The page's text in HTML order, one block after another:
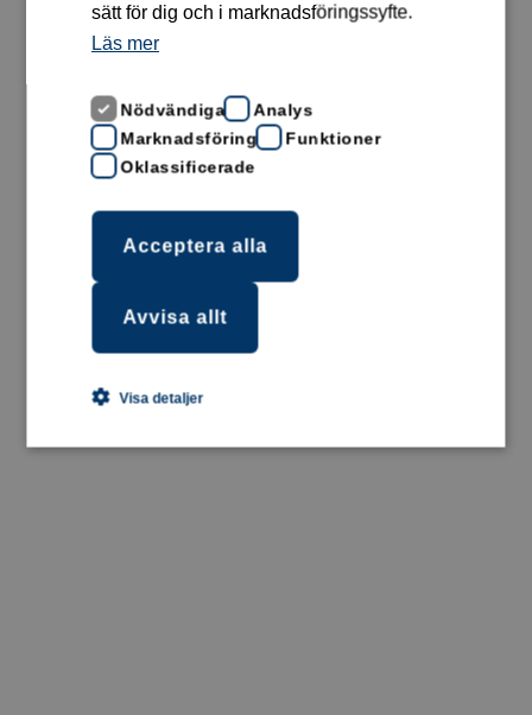
sätt för dig och i marknadsföringssyfte.
Läs mer
Nödvändiga
Analys
Marknadsföring
Funktioner
Oklassificerade
Acceptera alla
Avvisa allt
Visa detaljer